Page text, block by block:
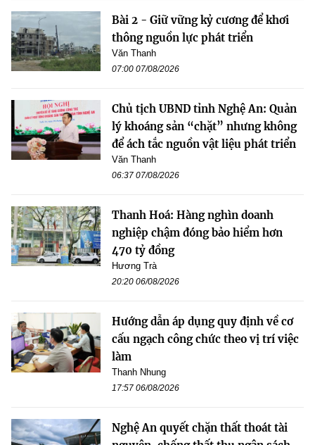
Bài 2 - Giữ vững kỷ cương để khơi
thông nguồn lực phát triển
Văn Thanh
07:00 07/08/2026
Chủ tịch UBND tỉnh Nghệ An: Quản
lý khoáng sản “chặt” nhưng không
để ách tắc nguồn vật liệu phát triển
Văn Thanh
06:37 07/08/2026
Thanh Hoá: Hàng nghìn doanh
nghiệp chậm đóng bảo hiểm hơn
470 tỷ đồng
Hương Trà
20:20 06/08/2026
Hướng dẫn áp dụng quy định về cơ
cấu ngạch công chức theo vị trí việc
làm
Thanh Nhung
17:57 06/08/2026
Nghệ An quyết chặn thất thoát tài